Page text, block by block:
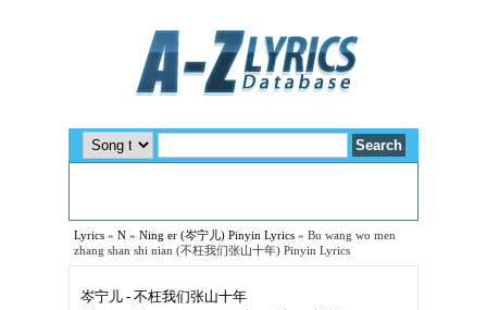
Lyrics » N » Ning er (岑宁儿) Pinyin Lyrics » Bu wang wo men
zhang shan shi nian (不枉我们张山十年) Pinyin Lyrics
岑宁儿 - 不枉我们张山十年